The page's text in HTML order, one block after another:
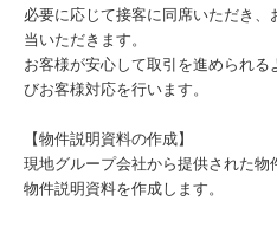
必要に応じて接客に同席いただき
当いただきます。
お客様が安心して取引を進められ
びお客様対応を行います。
【物件説明資料の作成】
現地グループ会社から提供された物
物件説明資料を作成します。